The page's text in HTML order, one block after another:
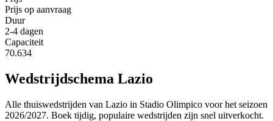
Prijs op aanvraag
Duur
2-4 dagen
Capaciteit
70.634
Wedstrijdschema Lazio
Alle thuiswedstrijden van Lazio in Stadio Olimpico voor het seizoen
2026/2027. Boek tijdig, populaire wedstrijden zijn snel uitverkocht.